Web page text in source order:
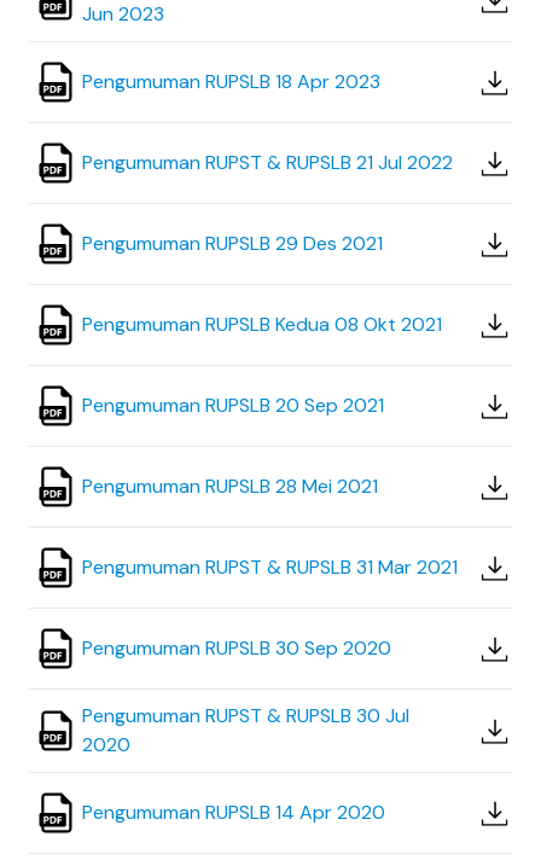
Jun 2023
Pengumuman RUPSLB 18 Apr 2023
Pengumuman RUPST & RUPSLB 21 Jul 2022
Pengumuman RUPSLB 29 Des 2021
Pengumuman RUPSLB Kedua 08 Okt 2021
Pengumuman RUPSLB 20 Sep 2021
Pengumuman RUPSLB 28 Mei 2021
Pengumuman RUPST & RUPSLB 31 Mar 2021
Pengumuman RUPSLB 30 Sep 2020
Pengumuman RUPST & RUPSLB 30 Jul
2020
Pengumuman RUPSLB 14 Apr 2020